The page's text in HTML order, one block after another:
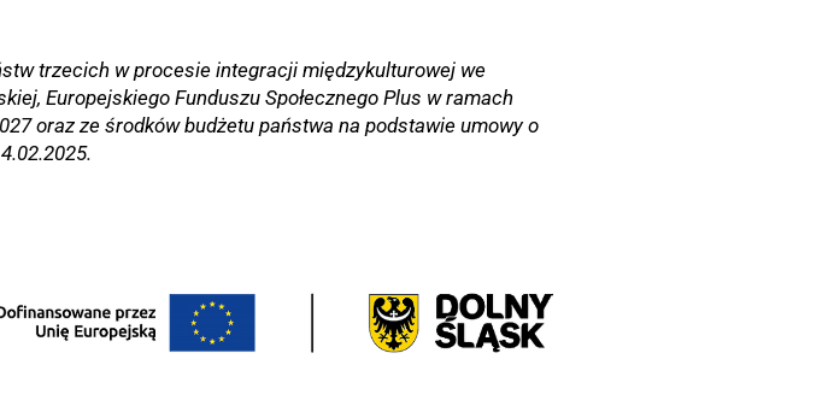
trzecich w procesie integracji międzykulturowej we
Europejskiego Funduszu Społecznego Plus w ramach
oraz ze środków budżetu państwa na podstawie umowy o